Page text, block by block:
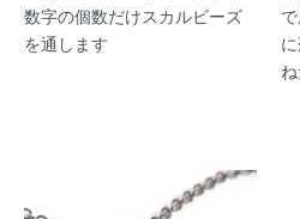
数字の個数だけスカルビーズ
を通します